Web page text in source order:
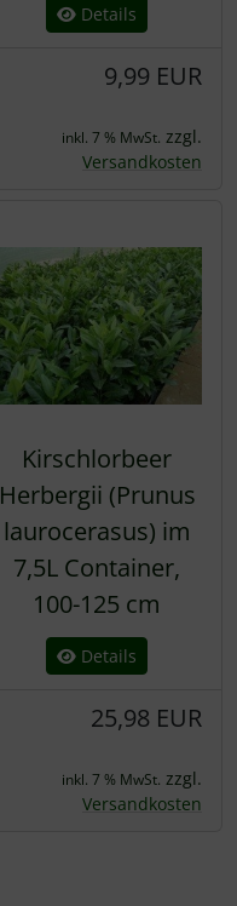
Details
9,99 EUR
inkl. 7 % MwSt. zzgl.
Versandkosten
Kirschlorbeer
Herbergii (Prunus
laurocerasus) im
7,5L Container,
100-125 cm
Details
25,98 EUR
inkl. 7 % MwSt. zzgl.
Versandkosten